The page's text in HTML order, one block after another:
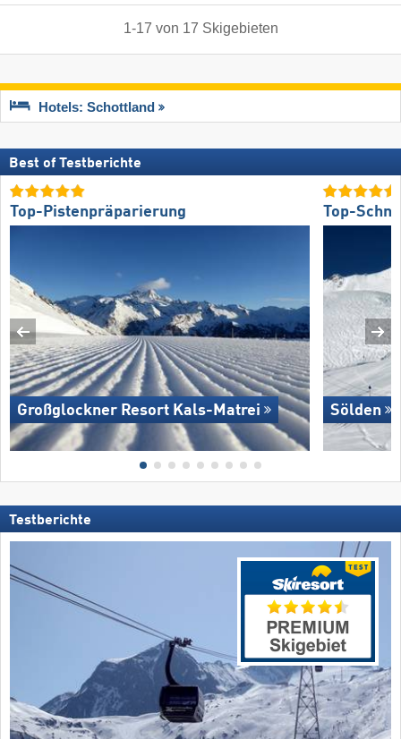
1-17 von 17 Skigebieten
Hotels: Schottland
Best of Testberichte
Top-Pistenpräparierung
Großglockner Resort Kals-Matrei
Top-
Sölden
Testberichte